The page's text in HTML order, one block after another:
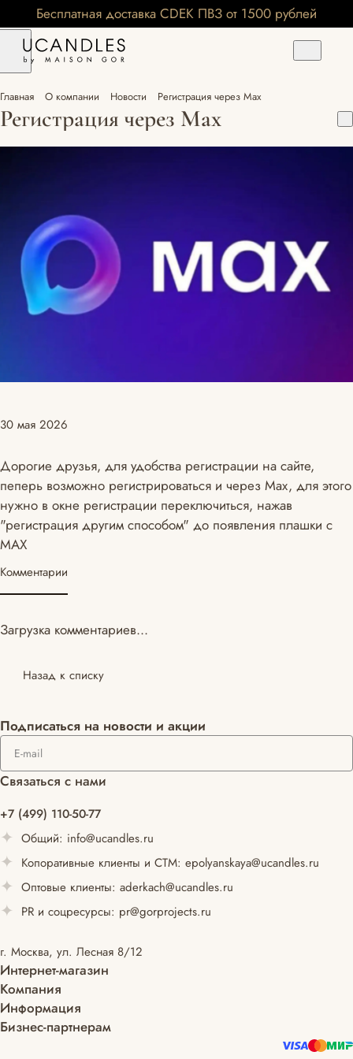
Бесплатная доставка CDEK ПВЗ от 1500 рублей
Главная О компании Новости Регистрация через Max
Регистрация через Max
30 мая 2026
Дорогие друзья, для удобства регистрации на сайте,
пеперь возможно регистрироваться и через Max, для этого
нужно в окне регистрации переключиться, нажав
"регистрация другим способом" до появления плашки с
MAX
Комментарии
Загрузка комментариев...
Назад к списку
Подписаться на новости и акции
Связаться с нами
+7 (499) 110-50-77
Общий: info@ucandles.ru
Копоративные клиенты и СТМ: epolyanskaya@ucandles.ru
Оптовые клиенты: aderkach@ucandles.ru
PR и соцресурсы: pr@gorprojects.ru
г. Москва, ул. Лесная 8/12
Интернет-магазин
Компания
Информация
Бизнес-партнерам